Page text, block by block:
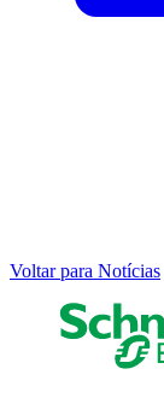
Voltar para Notícias